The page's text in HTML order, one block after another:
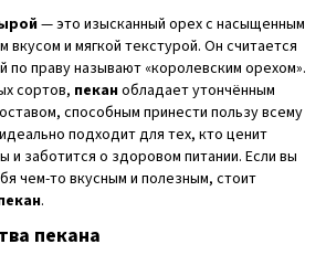
— это изысканный орех с насыщенным
вкусом и мягкой текстурой. Он считается
по праву называют «королевским орехом».
сортов, пеканобладает утончённым
способным принести пользу всему
подходит для тех, кто ценит
и заботится о здоровом питании. Если вы
чем-то вкусным и полезным, стоит
.
пекана